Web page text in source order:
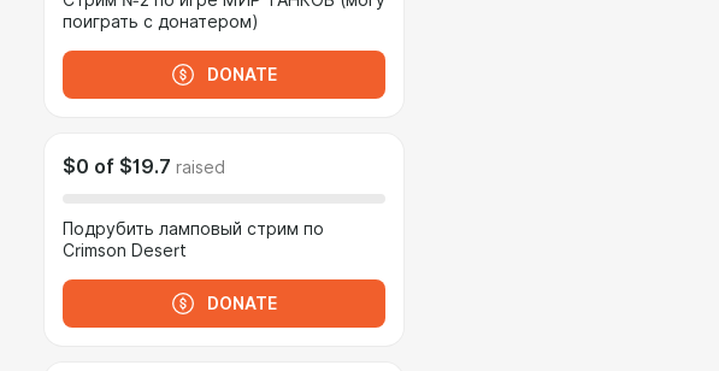
поиграть с донатером)
DONATE
$0 of $19.7 raised
Подрубить ламповый стрим по
Crimson Desert
DONATE